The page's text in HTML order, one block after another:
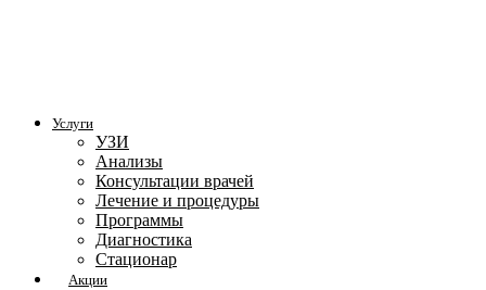
Услуги
УЗИ
Анализы
Консультации врачей
Лечение и процедуры
Программы
Диагностика
Стационар
Акции